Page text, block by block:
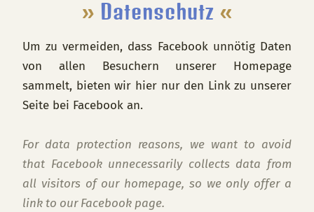
» Datenschutz «
Um zu vermeiden, dass Facebook unnötig Daten
von allen Besuchern unserer Homepage
sammelt, bieten wir hier nur den Link zu unserer
Seite bei Facebook an.
For data protection reasons, we want to avoid
that Facebook unnecessarily collects data from
all visitors of our homepage, so we only offer a
link to our Facebook page.